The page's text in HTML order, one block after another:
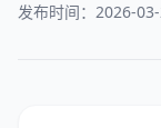
发布时间： 2026-